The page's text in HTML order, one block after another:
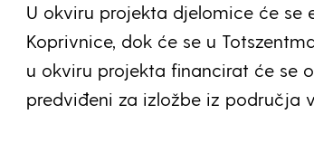
U okviru projekta djelomice će se
Koprivnice, dok će se u
u okviru projekta financirat će se
predviđeni za izložbe iz područja